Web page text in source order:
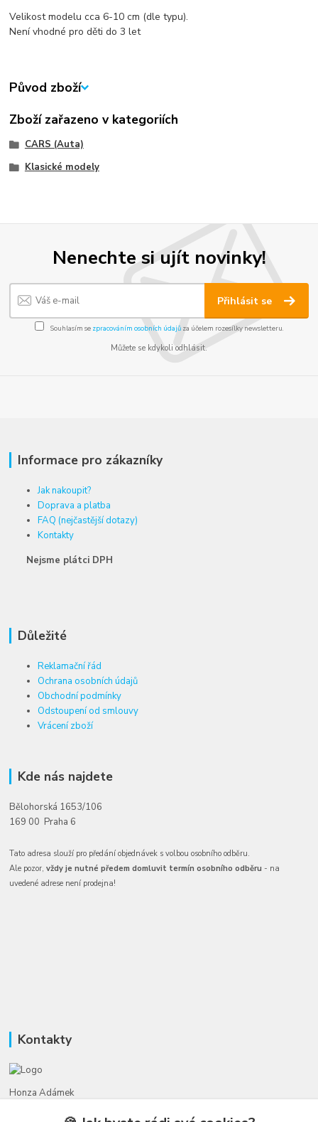
Velikost modelu cca 6-10 cm (dle typu).
Není vhodné pro děti do 3 let
Původ zboží
Zboží zařazeno v kategoriích
CARS (Auta)
Klasické modely
Nenechte si ujít novinky!
Přihlásit se
Souhlasím se zpracováním osobních údajůza účelem rozesílky newsletteru.
Můžete se kdykoli odhlásit.
Informace pro zákazníky
Jak nakoupit?
Doprava a platba
FAQ (nejčastější dotazy)
Kontakty
Nejsme plátci DPH
Důležité
Reklamační řád
Ochrana osobních údajů
Obchodní podmínky
Odstoupení od smlouvy
Vrácení zboží
Kde nás najdete
Bělohorská 1653/106
169 00 Praha 6
Tato adresa slouží pro předání objednávek s volbou osobního odběru.
Ale pozor,vždy je nutné předem domluvit termín osobního odběru - na
uvedené adrese není prodejna!
Kontakty
Honza Adámek